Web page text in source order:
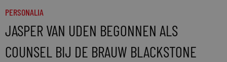
PERSONALIA
JASPER VAN UDEN BEGONNEN ALS
COUNSEL BIJ DE BRAUW BLACKSTONE